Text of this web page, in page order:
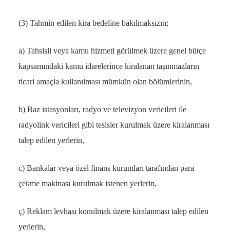
(3) Tahmin edilen kira bedeline bakılmaksızın;
a) Tahsisli veya kamu hizmeti görülmek üzere genel bütçe
kapsamındaki kamu idarelerince kiralanan taşınmazların
ticari amaçla kullanılması mümkün olan bölümlerinin,
b) Baz istasyonları, radyo ve televizyon vericileri ile
radyolink vericileri gibi tesisler kurulmak üzere kiralanması
talep edilen yerlerin,
c) Bankalar veya özel finans kurumları tarafından para
çekme makinası kurulmak istenen yerlerin,
ç) Reklam levhası konulmak üzere kiralanması talep edilen
yerlerin,